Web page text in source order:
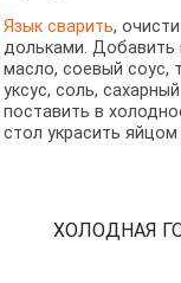
Язык сварить,
дольками. Добавить
масло, соевый соус,
уксус, соль,
поставить в
стол украсить
ХОЛОДНАЯ